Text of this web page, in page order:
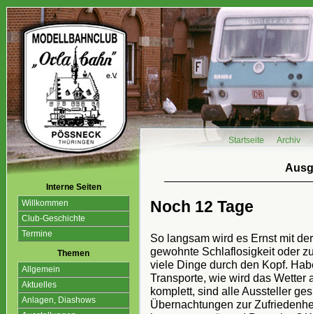
Startseite Archiv
Interne Seiten
Willkommen
Club-Geschichte
Termine
Themen
Allgemein
Aktuelles
Anlagen, Diashows
Noch 12 Tage
So langsam wird es Ernst mit
gewohnte Schlaflosigkeit oder
viele Dinge durch den Kopf.
Transporte, wie wird das Wetter
komplett, sind alle Aussteller
Übernachtungen zur